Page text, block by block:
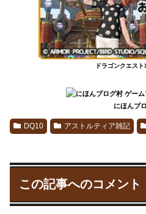
ドラゴンクエス
にほんブ
DQ10 アストルティア雑記
この記事へのコメント